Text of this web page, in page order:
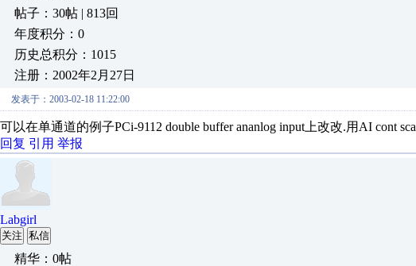
帖子：30帖 | 813回
年度积分：0
历史总积分：1015
注册：2002年2月27日
发表于：2003-02-18 11:22:00
可以在单通道的例子PCi-9112 double buffer ananlog input上改改.用AI cont
回复 引用 举报
Labgirl
关注 私信
精华：0帖